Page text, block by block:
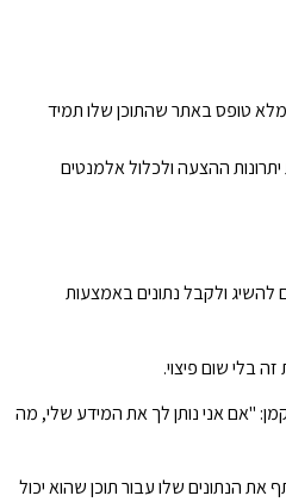
למלא טופס באתר שהתוכן שלו תמיד
ההצעה ולכלול אלמנטים
ולקבל נתונים באמצעות
בלי שום פיצוי.
"אם אני נותן לך את המידע שלי, מה
הנתונים שלו עבור תוכן שהוא יכול